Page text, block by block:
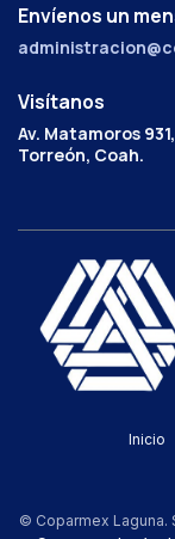
Envíenos un
Visítanos
Av. Matamoros
Torreón, Coah.
Inicio
© Coparmex